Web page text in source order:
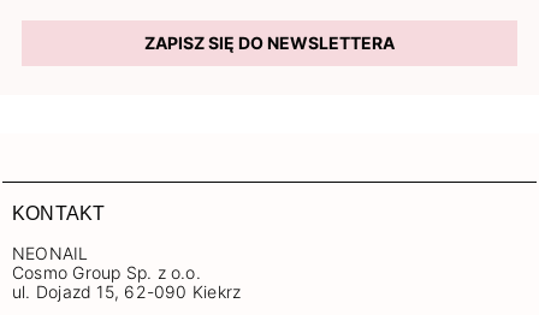
ZAPISZ SIĘ DO NEWSLETTERA
KONTAKT
NEONAIL
Cosmo Group Sp. z o.o.
ul. Dojazd 15, 62-090 Kiekrz